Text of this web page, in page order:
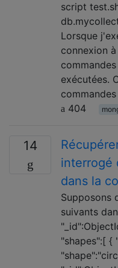
script
Lorsque
connexion
exécutées.
404
14
interrogé
dans la
Supposons
suivants
"shapes":[ {